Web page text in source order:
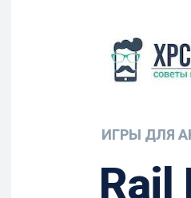
ИГРЫ ДЛЯ
Rail